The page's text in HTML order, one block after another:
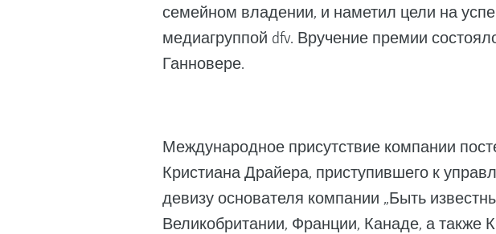
семейном владении, и наметил цели на
медиагруппой dfv. Вручение премии
Ганновере.
Международное присутствие компании
Кристиана Драйера, приступившего к
девизу основателя компании „Быть
Великобритании, Франции, Канаде, а также